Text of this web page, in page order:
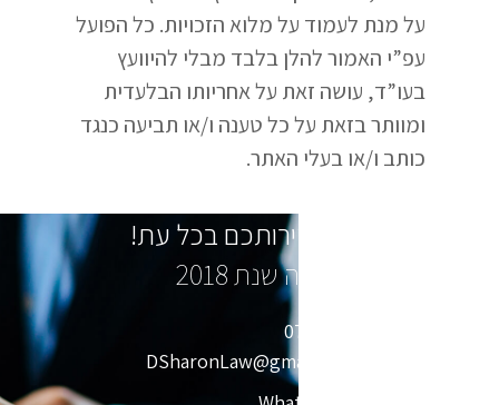
על מנת לעמוד על מלוא הזכויות. כל הפועל
עפ”י האמור להלן בלבד מבלי להיוועץ
בעו”ד, עושה זאת על אחריותו הבלעדית
ומוותר בזאת על כל טענה ו/או תביעה כנגד
כותב ו/או בעלי האתר.
נשמח לעמוד לשירותכם בכל עת!
מדרגות מס רכישה שנת 2018